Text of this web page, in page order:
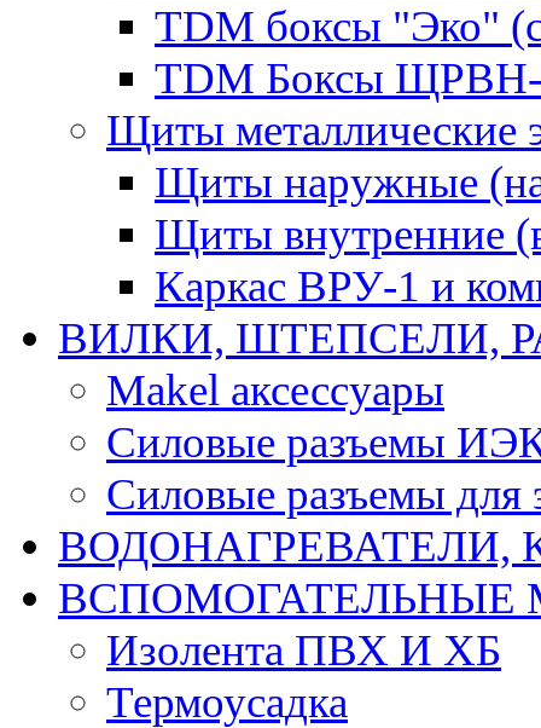
TDM боксы "Эко"
TDM Боксы
Щиты металлические
Щиты наружные
Щиты внутренние
Каркас ВРУ-1 и
ВИЛКИ, ШТЕПСЕЛИ,
Makel аксессуары
Силовые разъемы
Силовые разъемы для
ВОДОНАГРЕВАТЕЛИ,
ВСПОМОГАТЕЛЬНЫЕ
Изолента ПВХ И ХБ
Термоусадка